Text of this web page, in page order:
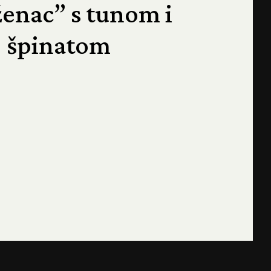
s tunom i
špinatom